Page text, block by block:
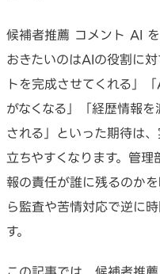
候補者推薦 コメント AI
おきたいのはAIの役割に
トを完成させてくれる」
がなくなる」「経歴情報
される」といった期待は
立ちやすくなります。管
報の責任が誰に残るのか
ら監査や苦情対応で逆に
す。